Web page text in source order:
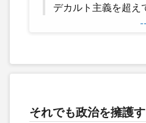
デカルト主義を超
それでも政治を擁護